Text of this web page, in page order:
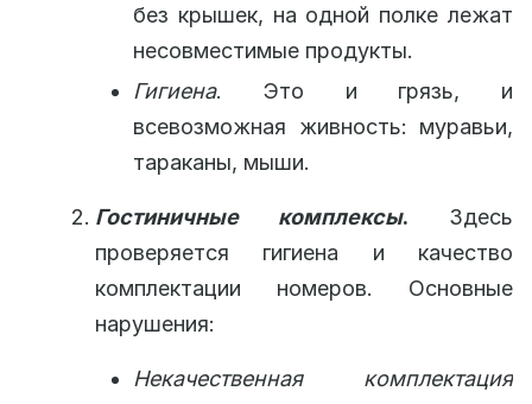
без крышек, на одной полке лежат
несовместимые продукты.
Гигиена. Это и грязь, и
всевозможная живность: муравьи,
тараканы, мыши.
Гостиничные комплексы. Здесь
проверяется гигиена и качество
комплектации номеров. Основные
нарушения:
Некачественная комплектация